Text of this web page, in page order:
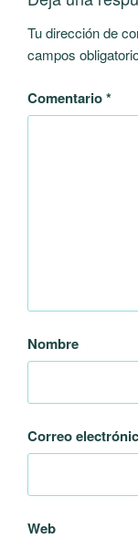
Tu dirección de
campos
Comentario*
Nombre
Correo
Web